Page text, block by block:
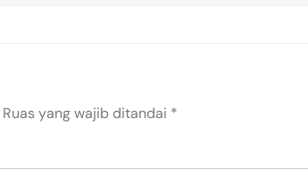
Ruas yang wajib ditandai *